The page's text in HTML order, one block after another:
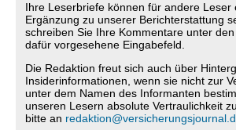
Ihre Leserbriefe können für andere Leser
Ergänzung zu unserer Berichterstattung
schreiben Sie Ihre Kommentare unter
dafür vorgesehene Eingabefeld.
Die Redaktion freut sich auch über
Insiderinformationen, wenn sie nicht zur
unter dem Namen des Informanten
unseren Lesern absolute Vertraulichkeit
bitte an